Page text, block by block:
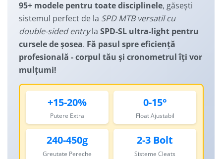
Lumini Spate
Cosuri pentru Biciclete
Ghidoline
Huse Șa
Mansoane
Pedale
Accesorii Pedale
Borsete si Genti
Protectii Cadru
Lanturi
ZA Missinglink
Solutii Tubeless
Spacere/Axe Butuci/Rulmenti
Cabluri
Camere de bicicleta
Accesorii Camere
Capete Cablu si Manta
Accesorii Frane Hidraulice
Manusi
Ochelari
95+ modele pentru toate disciplinele, găsești
sistemul perfect de la SPD MTB versatil cu
double-sided entryla SPD-SL ultra-light pentru
cursele de șosea. Fă pasul spre eficiență
profesională - corpul tău și cronometrul îți vor
mulțumi!
+15-20%
Putere Extra
0-15°
Float Ajustabil
240-450g
Greutate Pereche
2-3 Bolt
Sisteme Cleats